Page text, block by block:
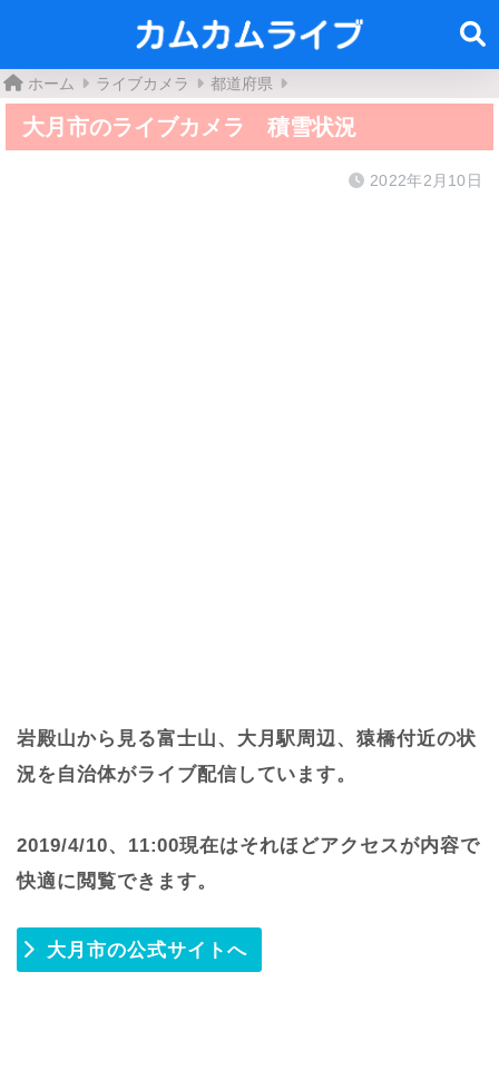
ホーム ライブカメラ 都道府県
大月市のライブカメラ 積雪状況
2022年2月10日
岩殿山から見る富士山、大月駅周辺、猿橋付近の状
況を自治体がライブ配信しています。
2019/4/10、11:00現在はそれほどアクセスが内容で
快適に閲覧できます。
大月市の公式サイトへ